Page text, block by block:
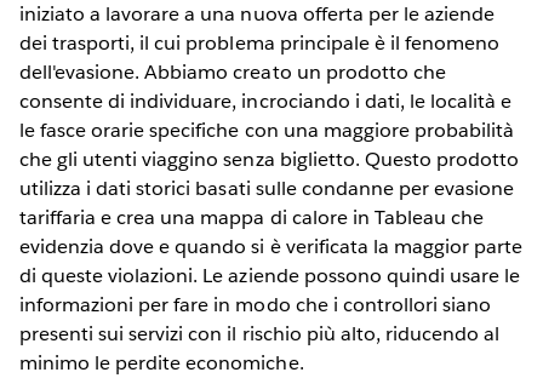
iniziato a lavorare a una nuova offerta per le aziende
dei trasporti, il cui problema principale è il fenomeno
dell'evasione. Abbiamo creato un prodotto che
consente di individuare, incrociando i dati, le località e
le fasce orarie specifiche con una maggiore probabilità
che gli utenti viaggino senza biglietto. Questo prodotto
utilizza i dati storici basati sulle condanne per evasione
tariffaria e crea una mappa di calore in Tableau che
evidenzia dove e quando si è verificata la maggior parte
di queste violazioni. Le aziende possono quindi usare le
informazioni per fare in modo che i controllori siano
presenti sui servizi con il rischio più alto, riducendo al
minimo le perdite economiche.